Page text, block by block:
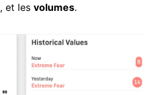
, et les volumes.